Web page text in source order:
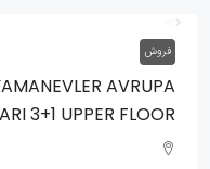
فروش
AVRUPA
3+1 UPPER FLOOR